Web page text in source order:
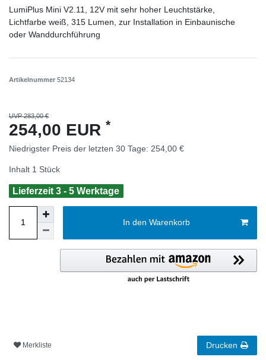
LumiPlus Mini V2.11, 12V mit sehr hoher Leuchtstärke,
Lichtfarbe weiß, 315 Lumen, zur Installation in Einbaunische
oder Wanddurchführung
Artikelnummer 52134
UVP 283,00 €
254,00 EUR *
Niedrigster Preis der letzten 30 Tage: 254,00 €
Inhalt 1 Stück
Lieferzeit 3 - 5 Werktage
In den Warenkorb
Merkliste Drucken